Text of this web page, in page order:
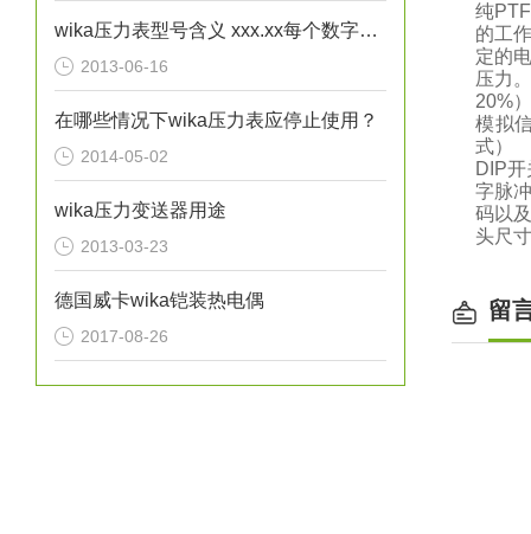
wika压力表型号含义 xxx.xx每个数字不一样时都代表了哪些区别？
2013-06-16
在哪些情况下wika压力表应停止使用？
2014-05-02
wika压力变送器用途
2013-03-23
德国威卡wika铠装热电偶
2017-08-26
纯
的工
定的
压力
20%
模拟
式）
DIP
字脉
码以
头尺
留